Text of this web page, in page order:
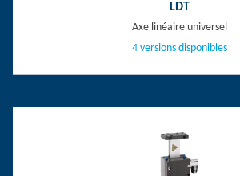
LDT
Axe linéaire universel
4 versions disponibles